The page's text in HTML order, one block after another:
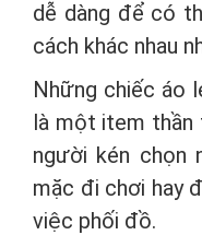
dễ dàng để có
cách khác nhau
Những chiếc áo
là một item thần
người kén chọn
mặc đi chơi hay
việc phối đồ.